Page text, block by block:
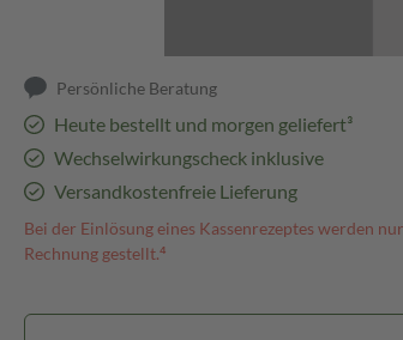
Persönliche Beratung
Heute bestellt und morgen geliefert³
Wechselwirkungscheck inklusive
Versandkostenfreie Lieferung
Bei der Einlösung eines Kassenrezeptes werden
Rechnung gestellt.⁴